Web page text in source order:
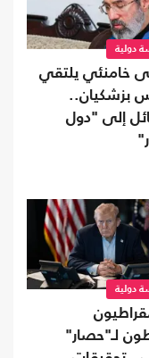
دولية
خامنئي يلتقي
بزشكيان..
إلى "دول
دولية
لـ"حصار"